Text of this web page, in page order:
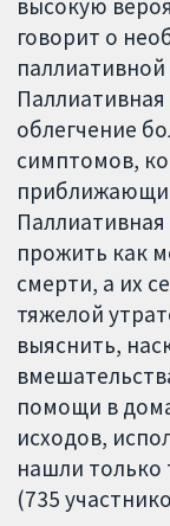
высокую
говорит о
облегчение
симптомов,
прожить как
смерти, а их
тяжелой
выяснить,
помощи в
исходов,
нашли только
(735